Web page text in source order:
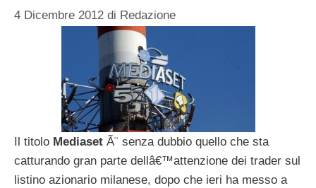
4 Dicembre 2012 di Redazione
Il titolo Mediaset Ã¨ senza dubbio quello che sta
catturando gran parte dellâ€™attenzione dei trader sul
listino azionario milanese, dopo che ieri ha messo a